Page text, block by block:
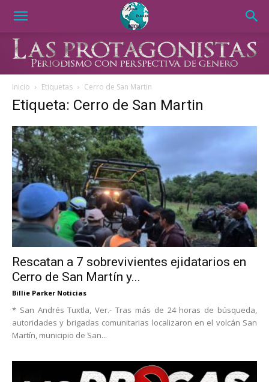
Inicio Etiquetas Cerro de San Martin
Etiqueta: Cerro de San Martin
Rescatan a 7 sobrevivientes ejidatarios en
Cerro de San Martín y...
Billie Parker Noticias
* San Andrés Tuxtla, Ver.- Tras más de 24 horas de búsqueda,
autoridades y brigadas comunitarias localizaron en el volcán San
Martín, municipio de San...